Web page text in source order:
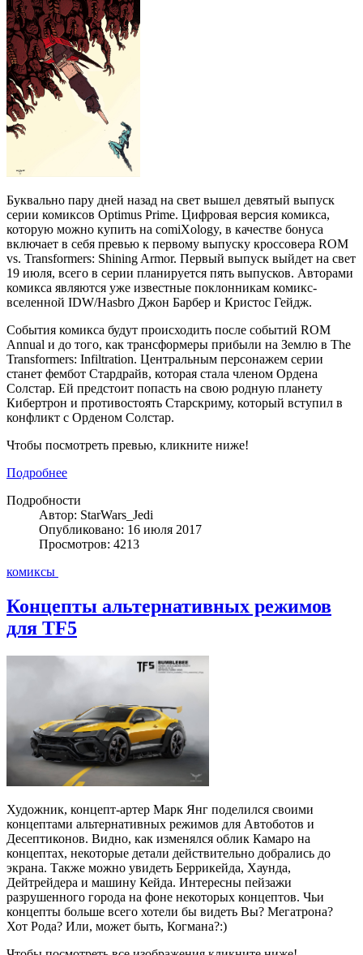
Буквально пару дней назад на свет вышел девятый выпуск
серии комиксов Optimus Prime. Цифровая версия комикса,
которую можно купить на comiXology, в качестве бонуса
включает в себя превью к первому выпуску кроссовера ROM
vs. Transformers: Shining Armor. Первый выпуск выйдет на свет
19 июля, всего в серии планируется пять выпусков. Авторами
комикса являются уже известные поклонникам комикс-
вселеннoй IDW/Hasbro Джон Барбер и Кристос Гейдж.
События комикса будут происходить после событий ROM
Annual и до того, как трансформеры прибыли на Землю в The
Transformers: Infiltration. Центральным персонажем серии
станет фембот Стардрайв, которая стала членом Ордена
Солстар. Ей предстоит попасть на свою родную планету
Кибертрон и противостоять Старскриму, который вступил в
конфликт с Орденом Солстар.
Чтобы посмотреть превью, кликните ниже!
Подробнее
Подробности
Автор: StarWars_Jedi
Опубликовано: 16 июля 2017
Просмотров: 4213
комиксы
Концепты альтернативных режимов
для TF5
Художник, концепт-артер Марк Янг поделился своими
концептами альтернативных режимов для Автоботов и
Десептиконов. Видно, как изменялся облик Камаро на
концептах, некоторые детали действительно добрались до
экрана. Также можно увидеть Беррикейда, Хаунда,
Дейтрейдера и машину Кейда. Интересны пейзажи
разрушенного города на фоне некоторых концептов. Чьи
концепты больше всего хотели бы видеть Вы? Мегатрона?
Хот Рода? Или, может быть, Когмана?:)